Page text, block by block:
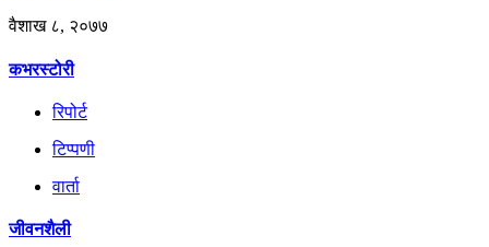
वैशाख ८, २०७७
कभरस्टोरी
रिपोर्ट
टिप्पणी
वार्ता
जीवनशैली